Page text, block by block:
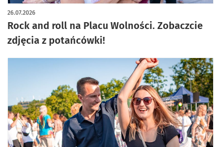
Rock and roll na Placu Wolności. Zobaczcie
zdjęcia z potańcówki!
26.07.2026
artykuł z galerią zdjęć